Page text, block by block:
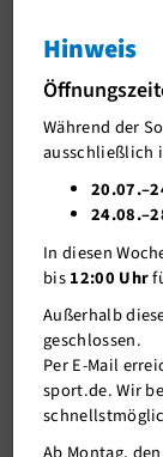
J-Team
Stellenangebote
Förderverein me-
Mitgliederservice
Verantwortung
Hinweis
Während der
ausschließlich
In diesen
bis12:00 Uhr
Außerhalb
geschlossen.
Per E-Mail
sport.de. Wir